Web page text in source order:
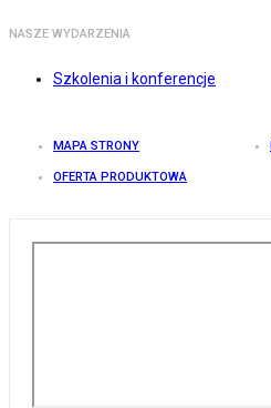
NASZE WYDARZENIA
Szkolenia i konferencje
MAPA STRONY
OFERTA PRODUKTOWA